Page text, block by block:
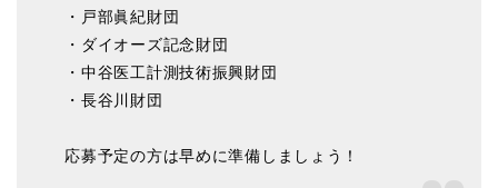
・戸部眞紀財団
・ダイオーズ記念財団
・中谷医工計測技術振興財団
・長谷川財団
応募予定の方は早めに準備しましょう！